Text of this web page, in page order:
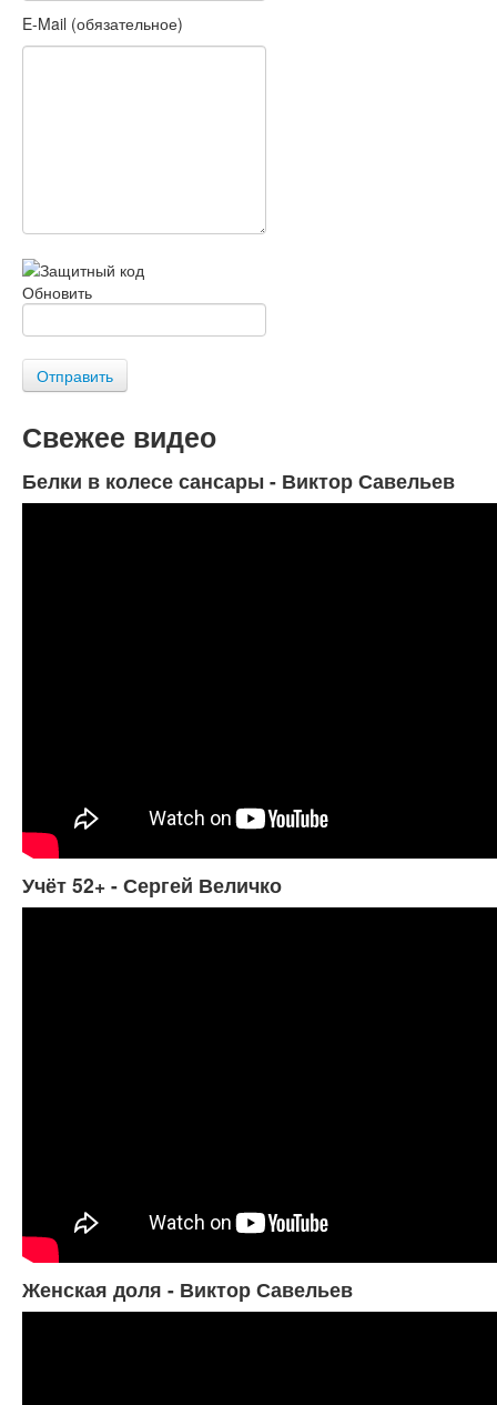
E-Mail (обязательное)
Обновить
Отправить
Свежее видео
Белки в колесе сансары - Виктор Савельев
Учёт 52+ - Сергей Величко
Женская доля - Виктор Савельев